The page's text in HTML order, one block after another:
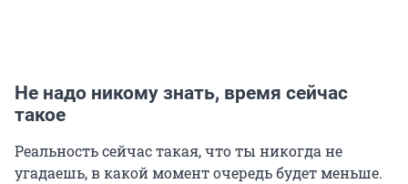
Не надо никому знать, время сейчас
такое
Реальность сейчас такая, что ты никогда не
угадаешь, в какой момент очередь будет меньше.